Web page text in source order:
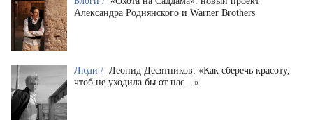
Александра Роднянского и Warner Brothers
Люди / Леонид Десятников: «Как сберечь красоту,
чтоб не уходила бы от нас…»